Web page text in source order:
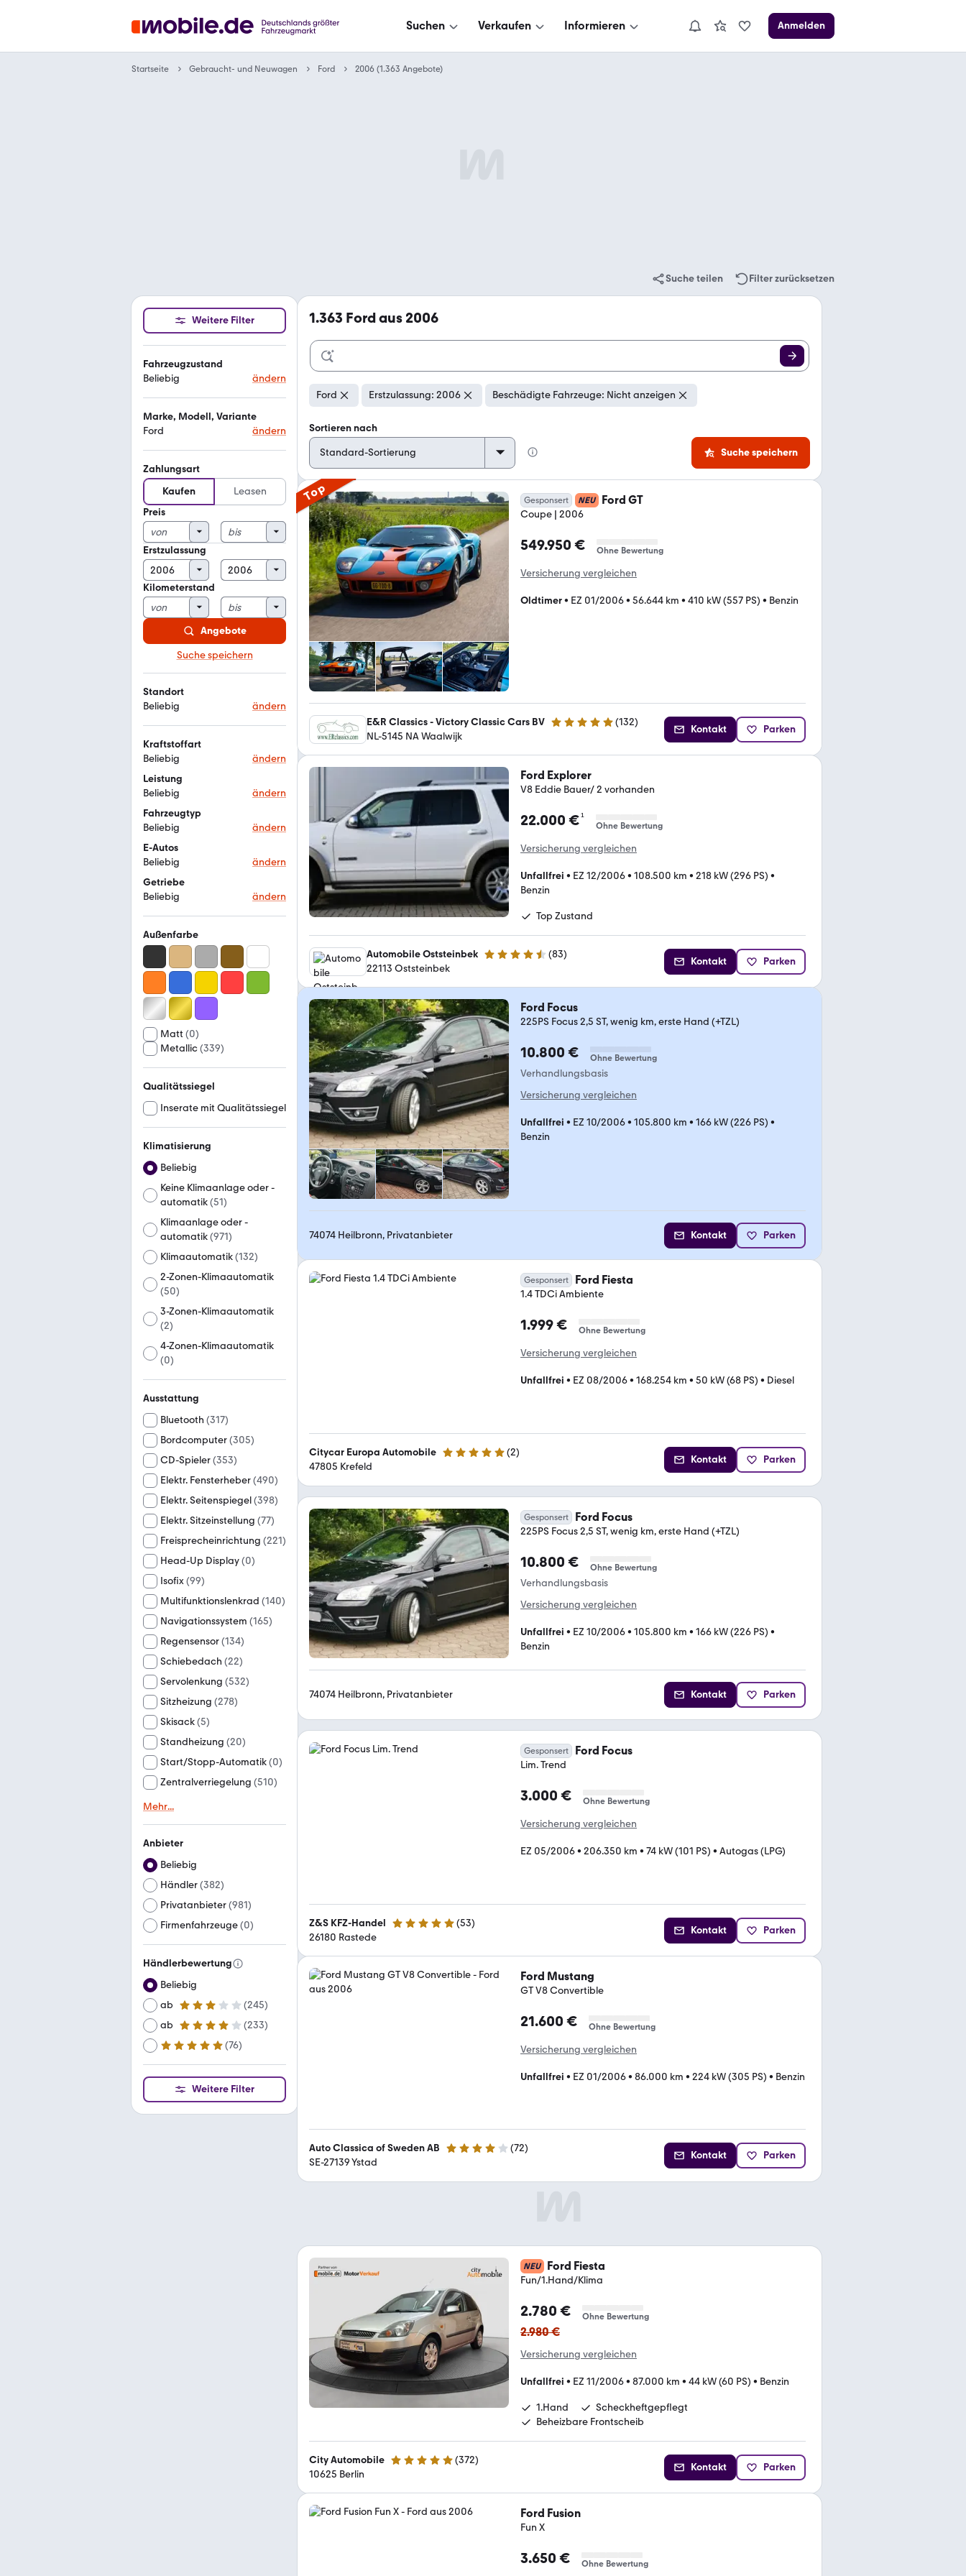
Suchen Verkaufen Informieren Anmelden
Startseite Gebraucht- und Neuwagen Ford 2006 (1.363 Angebote)
Suche teilen Filter zurücksetzen
Weitere Filter
Fahrzeugzustand
Beliebig
ändern
Marke, Modell, Variante
Ford
ändern
Zahlungsart
Kaufen
Leasen
Preis
Erstzulassung
Kilometerstand
Angebote
Suche speichern
Standort
Beliebig
ändern
Kraftstoffart
Beliebig
ändern
Leistung
Beliebig
ändern
Fahrzeugtyp
Beliebig
ändern
E-Autos
Beliebig
ändern
Getriebe
Beliebig
ändern
Außenfarbe
Matt (0)
Metallic(339)
Qualitätssiegel
Inserate mit Qualitätssiegel
Klimatisierung
Beliebig
Keine Klimaanlage oder -
automatik(51)
Klimaanlage oder -
automatik(971)
Klimaautomatik(132)
2-Zonen-Klimaautomatik
(50)
3-Zonen-Klimaautomatik
(2)
4-Zonen-Klimaautomatik
(0)
Ausstattung
Bluetooth (317)
Bordcomputer(305)
CD-Spieler(353)
Elektr. Fensterheber(490)
Elektr. Seitenspiegel(398)
Elektr. Sitzeinstellung (77)
Freisprecheinrichtung (221)
Head-Up Display(0)
Isofix(99)
Multifunktionslenkrad (140)
Navigationssystem (165)
Regensensor(134)
Schiebedach (22)
Servolenkung (532)
Sitzheizung (278)
Skisack(5)
Standheizung (20)
Start/Stopp-Automatik(0)
Zentralverriegelung (510)
Mehr...
Anbieter
Beliebig
Händler(382)
Privatanbieter(981)
Firmenfahrzeuge(0)
Händlerbewertung
Beliebig
ab
3 Sterne (245)
ab
4 Sterne (233)
ab
5 Sterne (76)
Weitere Filter
1.363 Ford aus 2006
Ford Erstzulassung: 2006 Beschädigte Fahrzeuge: Nicht anzeigen
Sortieren nach
Suche speichern
Top Gesponsert NEU Ford GT
Coupe | 2006
549.950 € Ohne Bewertung
Versicherung vergleichen
Oldtimer• EZ 01/2006• 56.644 km • 410 kW (557 PS) • Benzin
E&R Classics - Victory Classic Cars BV 5 Sterne (132)
NL-5145 NA Waalwijk
Kontakt Parken
Ford Explorer
V8 Eddie Bauer/ 2 vorhanden
22.000 €¹
Ohne Bewertung
Versicherung vergleichen
Unfallfrei • EZ 12/2006• 108.500 km • 218 kW (296 PS) •
Benzin
Top Zustand
Automobile Oststeinbek 4.7 Sterne (83)
22113 Oststeinbek
Kontakt Parken
Ford Focus
225PS Focus 2,5 ST, wenig km, erste Hand (+TZL)
10.800 € Ohne Bewertung
Verhandlungsbasis
Versicherung vergleichen
Unfallfrei • EZ 10/2006• 105.800 km • 166 kW (226 PS) •
Benzin
74074 Heilbronn, Privatanbieter Kontakt Parken
Gesponsert Ford Fiesta
1.4 TDCi Ambiente
1.999 € Ohne Bewertung
Versicherung vergleichen
Unfallfrei • EZ 08/2006• 168.254 km • 50 kW (68 PS) • Diesel
Citycar Europa Automobile 5 Sterne (2)
47805 Krefeld
Kontakt Parken
Gesponsert Ford Focus
225PS Focus 2,5 ST, wenig km, erste Hand (+TZL)
10.800 € Ohne Bewertung
Verhandlungsbasis
Versicherung vergleichen
Unfallfrei • EZ 10/2006• 105.800 km • 166 kW (226 PS) •
Benzin
74074 Heilbronn, Privatanbieter Kontakt Parken
Gesponsert Ford Focus
Lim. Trend
3.000 € Ohne Bewertung
Versicherung vergleichen
EZ 05/2006• 206.350 km • 74 kW (101 PS) • Autogas (LPG)
Z&S KFZ-Handel 5 Sterne (53)
26180 Rastede
Kontakt Parken
Ford Mustang
GT V8 Convertible
21.600 € Ohne Bewertung
Versicherung vergleichen
Unfallfrei • EZ 01/2006• 86.000 km • 224 kW (305 PS) • Benzin
Auto Classica of Sweden AB 4.1 Sterne (72)
SE-27139 Ystad
Kontakt Parken
NEU Ford Fiesta
Fun/1.Hand/Klima
2.780 € Ohne Bewertung
2.980 €
Versicherung vergleichen
Unfallfrei • EZ 11/2006• 87.000 km • 44 kW (60 PS) • Benzin
1.Hand
Scheckheftgepflegt
Beheizbare Frontscheib
City Automobile 4.9 Sterne (372)
10625 Berlin
Kontakt Parken
Ford Fusion
Fun X
3.650 € Ohne Bewertung